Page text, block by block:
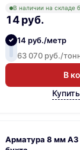
В наличии на складе
14 руб.
14 руб./метр
63 070 руб./
В
Арматура 8 мм